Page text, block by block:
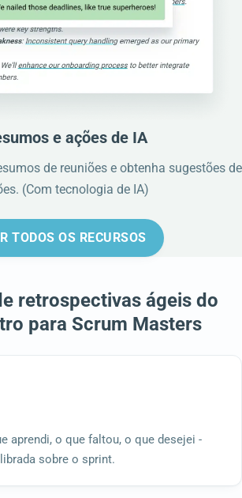
e ações de IA
de reuniões e obtenha sugestões de
(Com tecnologia de IA)
TODOS OS RECURSOS
retrospectivas ágeis do
para Scrum Masters
aprendi, o que faltou, o que desejei -
sobre o sprint.